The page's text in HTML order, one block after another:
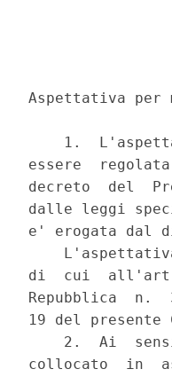
Aspettativa
1.
essere
decreto  del
dalle leggi
e' erogata dal
di  cui  all'art.
Repubblica  n.
19 del
2.  Ai
collocato  in